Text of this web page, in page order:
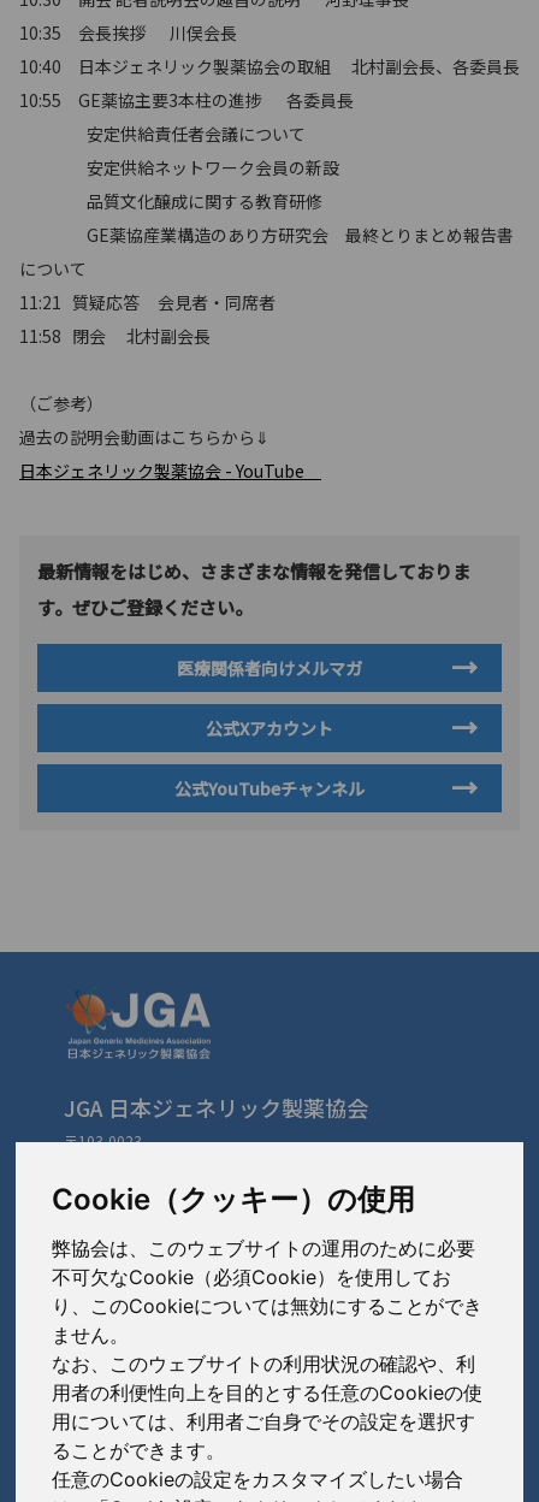
Cookie（クッキー）の使用
弊協会は、このウェブサイトの運用のために必要
不可欠なCookie（必須Cookie）を使用してお
り、このCookieについては無効にすることができ
ません。
なお、このウェブサイトの利用状況の確認や、利
用者の利便性向上を目的とする任意のCookieの使
用については、利用者ご自身でその設定を選択す
ることができます。
任意のCookieの設定をカスタマイズしたい場合
10:35 会長挨拶 川俣会長
10:40 日本ジェネリック製薬協会の取組 北村副会長、各委員長
10:55 GE薬協主要3本柱の進捗 各委員長
安定供給責任者会議について
安定供給ネットワーク会員の新設
品質文化醸成に関する教育研修
GE薬協産業構造のあり方研究会 最終とりまとめ報告書
について
11:21 質疑応答 会見者・同席者
11:58 閉会 北村副会長
（ご参考）
過去の説明会動画はこちらから⇓
日本ジェネリック製薬協会 - YouTube
最新情報をはじめ、さまざまな情報を発信しておりま
す。ぜひご登録ください。
医療関係者向けメルマガ
公式Xアカウント
公式YouTubeチャンネル
JGA 日本ジェネリック製薬協会
〒103-0023
TEL: 03-3279-1890 / FAX: 03-3241-2978
会員会社（あ〜さ）
あゆみ製薬株式会社
岩城製薬株式会社
大蔵製薬株式会社
キョーリンリメディオ株式会社
会員会社（た〜は）
大興製薬株式会社
ダイト株式会社
高田製薬株式会社
会員会社 （ま〜わ）
陽進堂ホールディングス株式会社
賛助会員会社